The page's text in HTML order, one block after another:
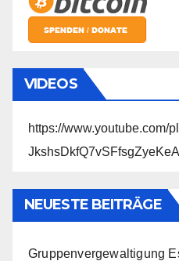
VIDEOS
https://www.youtube.com/
NEUESTE BEITRÄGE
Gruppenvergewaltigung